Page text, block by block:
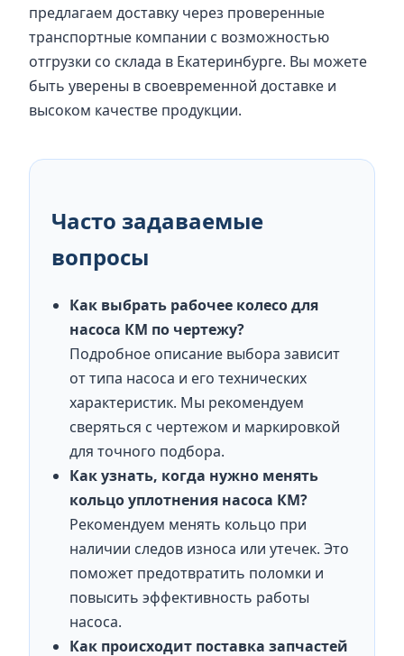
предлагаем доставку через проверенные
транспортные компании с возможностью
отгрузки со склада в Екатеринбурге. Вы можете
быть уверены в своевременной доставке и
высоком качестве продукции.
Часто задаваемые
вопросы
Как выбрать рабочее колесо для
насоса КМ по чертежу?
Подробное описание выбора зависит
от типа насоса и его технических
характеристик. Мы рекомендуем
сверяться с чертежом и маркировкой
для точного подбора.
Как узнать, когда нужно менять
кольцо уплотнения насоса КМ?
Рекомендуем менять кольцо при
наличии следов износа или утечек. Это
поможет предотвратить поломки и
повысить эффективность работы
насоса.
Как происходит поставка запчастей